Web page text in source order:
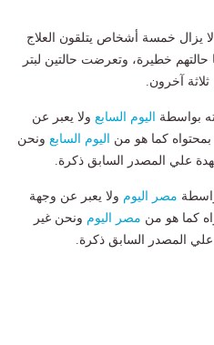
لا يزال خمسة أشخاص يتلقون العلاج
حالتهم خطيرة، وتعرضت حالتين لبتر
آخرون.
بواسطة اليوم السابع ولا يعبر عن
بمحتواه كما هو من اليوم السابع ونحن
علي المصدر السابق ذكرة.
مصر اليوم ولا يعبر عن وجهة
كما هو من مصر اليوم ونحن غير
المصدر السابق ذكرة.